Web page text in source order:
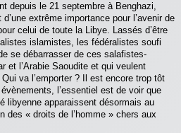
depuis le 21 septembre à Benghazi,
extrême importance pour l’avenir de
celui de toute la Libye. Lassés d’être
islamistes, les fédéralistes soufi
se débarrasser de ces salafistes-
et l’Arabie Saoudite et qui veulent
va l’emporter ? Il est encore trop tôt
l’essentiel est de voir que
libyenne apparaissent désormais au
des « droits de l’homme » chers aux